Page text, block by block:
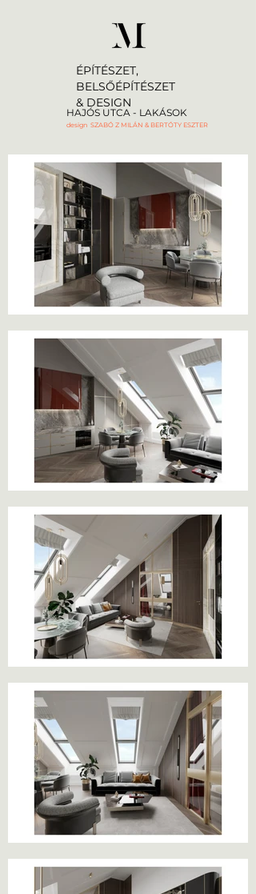
ÉPÍTÉSZET,
BELSŐÉPÍTÉSZET
& DESIGN
HAJÓS UTCA - LAKÁSOK
design SZABÓ Z MILÁN & BERTÓTY ESZTER